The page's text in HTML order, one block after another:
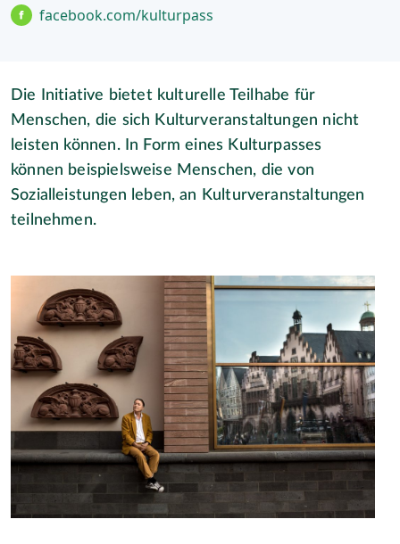
facebook.com/kulturpass
Die Initiative bietet kulturelle Teilhabe für
Menschen, die sich Kulturveranstaltungen nicht
leisten können. In Form eines Kulturpasses
können beispielsweise Menschen, die von
Sozialleistungen leben, an Kulturveranstaltungen
teilnehmen.